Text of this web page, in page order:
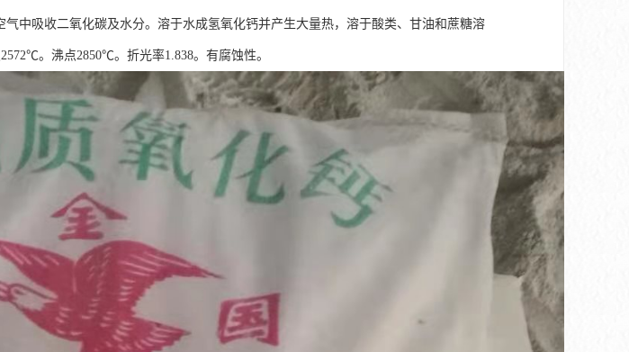
中吸收二氧化碳及水分。溶于水成氢氧化钙并产生大量热，溶于酸类、甘油和蔗糖溶
。沸点2850℃。折光率1.838。有腐蚀性。